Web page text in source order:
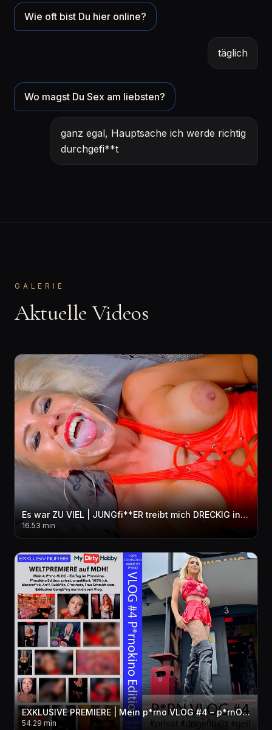
Wie oft bist Du hier online?
täglich
Wo magst Du Sex am liebsten?
ganz egal, Hauptsache ich werde richtig
durchgefi**t
GALERIE
Aktuelle Videos
Es war ZU VIEL | JUNGfi**ER treibt mich DRECKIG in den per***sen WAHNSINN! 3LOCH + FACIAL + pi**E
16.53 min
EXKLUSIVE PREMIERE | Mein p*rno VLOG #4 – p*rnOKINO Edition! privat-ungefiltert-geil! Exklusiver GB
54.29 min